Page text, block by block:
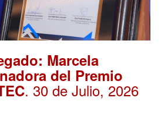
Marcela
del Premio
. 30 de Julio, 2026